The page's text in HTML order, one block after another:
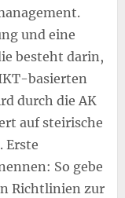
und eine
besteht darin,
basierten
durch die AK
auf steirische
Erste
So gebe
Richtlinien zur